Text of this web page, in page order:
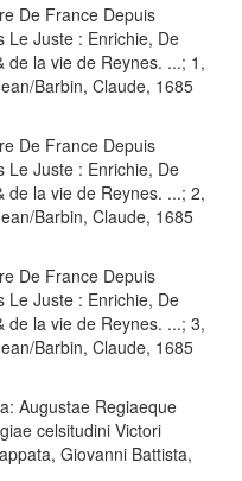
De France Depuis
Le Juste : Enrichie, De
de la vie de Reynes. ...; 1 ,
Barbin, Claude, 1685
De France Depuis
Le Juste : Enrichie, De
de la vie de Reynes. ...; 2,
Barbin, Claude, 1685
De France Depuis
Le Juste : Enrichie, De
de la vie de Reynes. ...; 3,
Barbin, Claude, 1685
: Augustae Regiaeque
celsitudini Victori
Giovanni Battista,